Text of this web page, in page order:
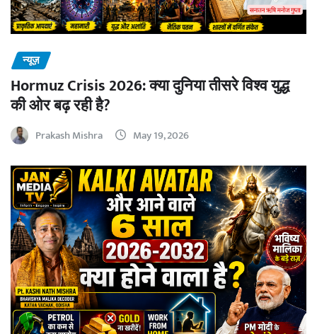
न्यूज़
Hormuz Crisis 2026: क्या दुनिया तीसरे विश्व युद्ध
की ओर बढ़ रही है?
Prakash Mishra May 19, 2026